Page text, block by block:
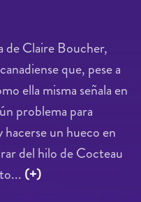
de Claire Boucher,
que, pese a
ella misma señala en
problema para
un hueco en
del hilo de Cocteau
(+)